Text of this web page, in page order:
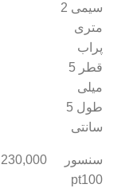
سیمی 2
متری
پراب
قطر 5
میلی
طول 5
سانتی
سنسور
pt100
230,000